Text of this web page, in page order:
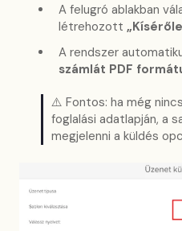
A felugró ablakban
létrehozott
A rendszer
számlát PDF
⚠️ Fontos: ha még
foglalási adatlapján, a
megjelenni a küldés